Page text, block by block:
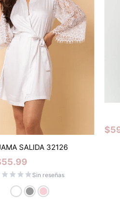
SALIDA 32126
55.99
Sin reseñas
$